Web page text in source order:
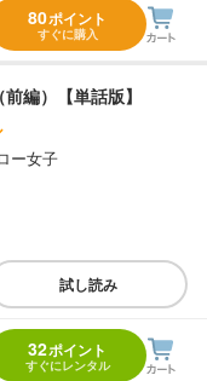
80ポイント
すぐに購入
編）【単話版】
ー女子
試し読み
32ポイント
すぐにレンタル